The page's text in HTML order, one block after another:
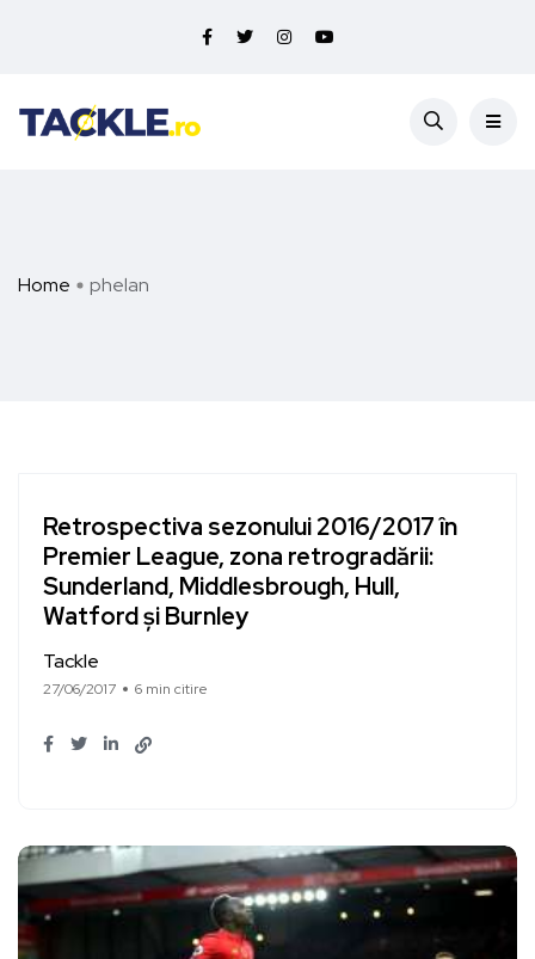
Home phelan
Retrospectiva sezonului 2016/2017 în
Premier League, zona retrogradării:
Sunderland, Middlesbrough, Hull,
Watford și Burnley
Tackle
27/06/2017 6 min citire